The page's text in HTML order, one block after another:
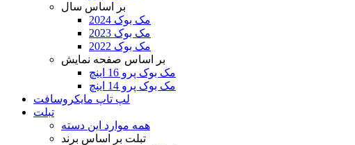
بر اساس سال
مک بوک 2024
مک بوک 2023
مک بوک 2022
بر اساس صفحه نمایش
مک بوک پرو 16 اینچ
مک بوک پرو 14 اینچ
لپ تاپ مایکروسافت
تبلت
همه موارد این دسته
تبلت بر اساس برند